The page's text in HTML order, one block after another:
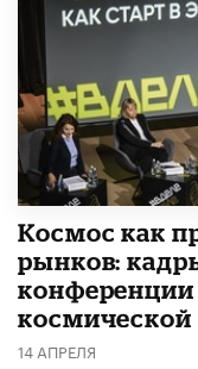
Космос как
рынков:
14 АПРЕЛЯ